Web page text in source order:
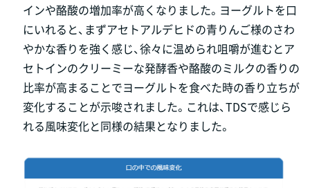
インや酪酸の増加率が高くなりました。ヨーグルトを口
にいれると、まずアセトアルデヒドの青りんご様のさわ
やかな香りを強く感じ、徐々に温められ咀嚼が進むとア
セトインのクリーミーな発酵香や酪酸のミルクの香りの
比率が高まることでヨーグルトを食べた時の香り立ちが
変化することが示唆されました。これは、TDSで感じら
れる風味変化と同様の結果となりました。